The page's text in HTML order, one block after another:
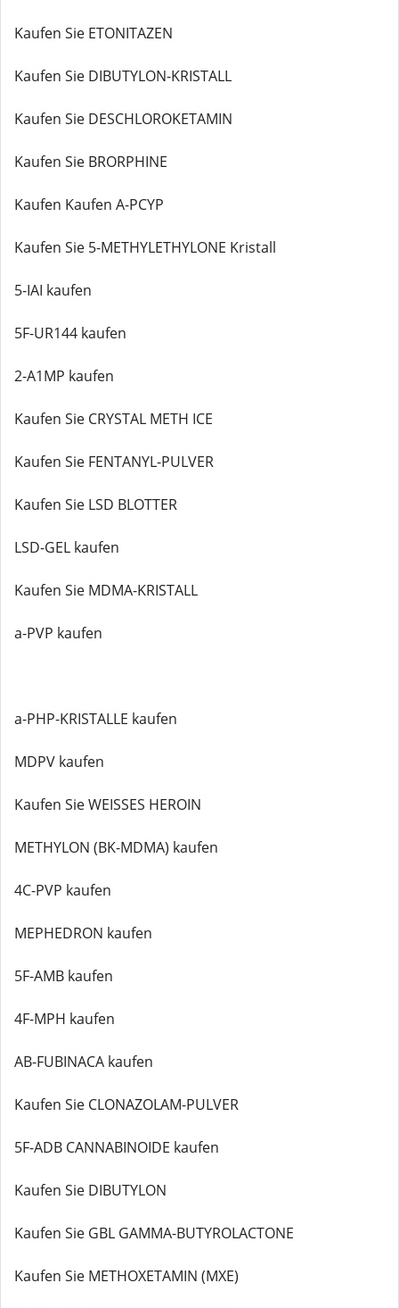
Kaufen Sie ETONITAZEN
Kaufen Sie DIBUTYLON-KRISTALL
Kaufen Sie DESCHLOROKETAMIN
Kaufen Sie BRORPHINE
Kaufen Kaufen A-PCYP
Kaufen Sie 5-METHYLETHYLONE Kristall
5-IAI kaufen
5F-UR144 kaufen
2-A1MP kaufen
Kaufen Sie CRYSTAL METH ICE
Kaufen Sie FENTANYL-PULVER
Kaufen Sie LSD BLOTTER
LSD-GEL kaufen
Kaufen Sie MDMA-KRISTALL
a-PVP kaufen
a-PHP-KRISTALLE kaufen
MDPV kaufen
Kaufen Sie WEISSES HEROIN
METHYLON (BK-MDMA) kaufen
4C-PVP kaufen
MEPHEDRON kaufen
5F-AMB kaufen
4F-MPH kaufen
AB-FUBINACA kaufen
Kaufen Sie CLONAZOLAM-PULVER
5F-ADB CANNABINOIDE kaufen
Kaufen Sie DIBUTYLON
Kaufen Sie GBL GAMMA-BUTYROLACTONE
Kaufen Sie METHOXETAMIN (MXE)